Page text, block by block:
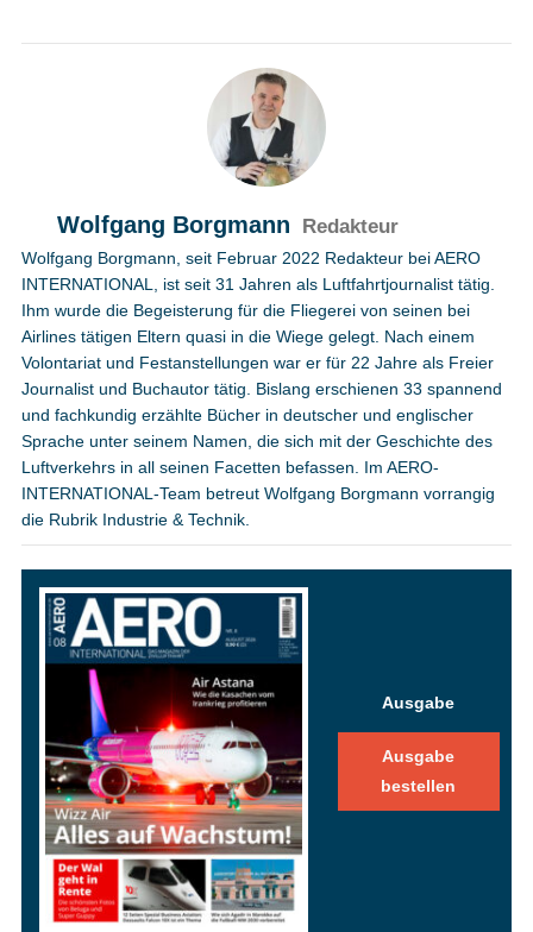
Wolfgang Borgmann Redakteur
Wolfgang Borgmann, seit Februar 2022 Redakteur bei AERO
INTERNATIONAL, ist seit 31 Jahren als Luftfahrtjournalist tätig.
Ihm wurde die Begeisterung für die Fliegerei von seinen bei
Airlines tätigen Eltern quasi in die Wiege gelegt. Nach einem
Volontariat und Festanstellungen war er für 22 Jahre als Freier
Journalist und Buchautor tätig. Bislang erschienen 33 spannend
und fachkundig erzählte Bücher in deutscher und englischer
Sprache unter seinem Namen, die sich mit der Geschichte des
Luftverkehrs in all seinen Facetten befassen. Im AERO-
INTERNATIONAL-Team betreut Wolfgang Borgmann vorrangig
die Rubrik Industrie & Technik.
Ausgabe
Ausgabe
bestellen